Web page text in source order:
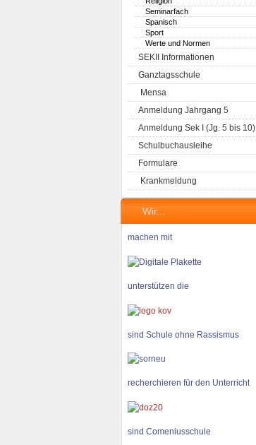
Seminarfach
Spanisch
Sport
Werte und Normen
SEKII Informationen
Ganztagsschule
Mensa
Anmeldung Jahrgang 5
Anmeldung Sek I (Jg. 5 bis 10)
Schulbuchausleihe
Formulare
Krankmeldung
Wir...
machen mit
unterstützen die
sind Schule ohne Rassismus
recherchieren für den Unterricht
sind Comeniusschule